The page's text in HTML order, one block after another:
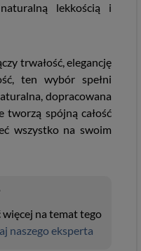
lekkością i
trwałość, elegancję
ten wybór spełni
dopracowana
tworzą spójną całość
wszystko na swoim
więcej na temat tego
naszego eksperta